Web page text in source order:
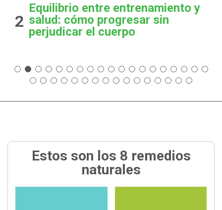
2
Equilibrio entre entrenamiento y
salud: cómo progresar sin
perjudicar el cuerpo
Estos son los 8 remedios
naturales